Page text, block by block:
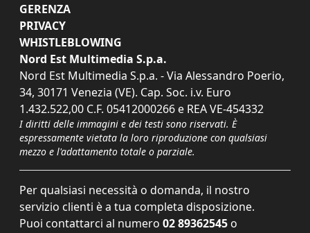
GERENZA
PRIVACY
WHISTLEBLOWING
Nord Est Multimedia S.p.a.
Nord Est Multimedia S.p.a. - Via Alessandro Poerio,
34, 30171 Venezia (VE). Cap. Soc. i.v. Euro
1.432.522,00 C.F. 05412000266 e REA VE-454332
I diritti delle immagini e dei testi sono riservati. È
espressamente vietata la loro riproduzione con qualsiasi
mezzo e l'adattamento totale o parziale.
Per qualsiasi necessità o domanda, il nostro
servizio clienti è a tua completa disposizione.
Puoi contattarci al numero 02 89362545 o